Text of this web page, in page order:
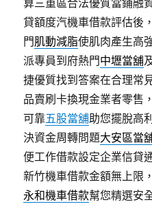
算三重區合法優質當鋪融
貸額度汽機車借款評估後
門肌動減脂使肌肉產生高
派專員到府熱門中壢當舖
捷優質找到答案在合理常
品賣刷卡換現金業者零售
可靠五股當舖助您擺脫高
決資金周轉問題大安區當
便工作借款設定企業信貸
新竹機車借款金額無上限
永和機車借款幫您精選安